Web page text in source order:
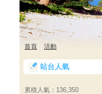
首頁 活動
站台人氣
累積人氣： 136,350